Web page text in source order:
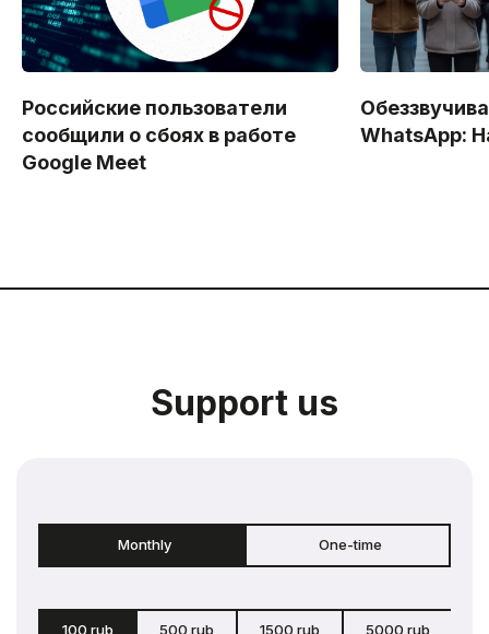
Российские пользователи
сообщили о сбоях в работе
Google Meet
WhatsApp:
Support us
Monthly One-time
100 rub 500 rub 1500 rub 5000 rub